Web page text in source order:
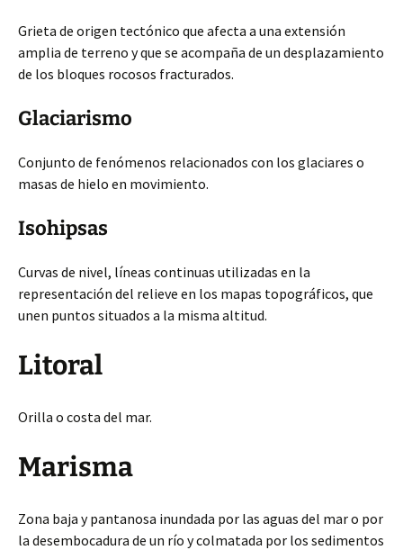
Grieta de origen tectónico que afecta a una extensión
amplia de terreno y que se acompaña de un desplazamiento
de los bloques rocosos fracturados.
Glaciarismo
Conjunto de fenómenos relacionados con los glaciares o
masas de hielo en movimiento.
Isohipsas
Curvas de nivel, líneas continuas utilizadas en la
representación del relieve en los mapas topográficos, que
unen puntos situados a la misma altitud.
Litoral
Orilla o costa del mar.
Marisma
Zona baja y pantanosa inundada por las aguas del mar o por
la desembocadura de un río y colmatada por los sedimentos